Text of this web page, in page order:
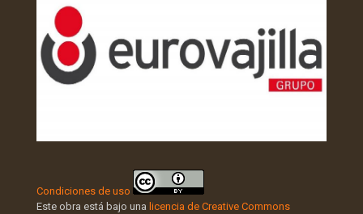
Condiciones de uso
Este obra está bajo una licencia de Creative Commons